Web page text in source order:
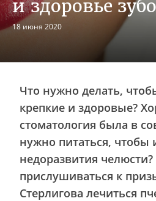
и здоровье
18 июня 2020
Что нужно делать,
крепкие и здоровые?
стоматология была в
нужно питаться, чтобы
недоразвития
прислушиваться к
Стерлигова лечиться